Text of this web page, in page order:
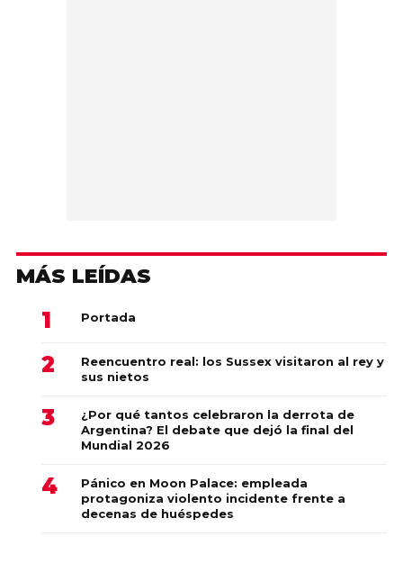
MÁS LEÍDAS
Portada
Reencuentro real: los Sussex visitaron al rey y
sus nietos
¿Por qué tantos celebraron la derrota de
Argentina? El debate que dejó la final del
Mundial 2026
Pánico en Moon Palace: empleada
protagoniza violento incidente frente a
decenas de huéspedes